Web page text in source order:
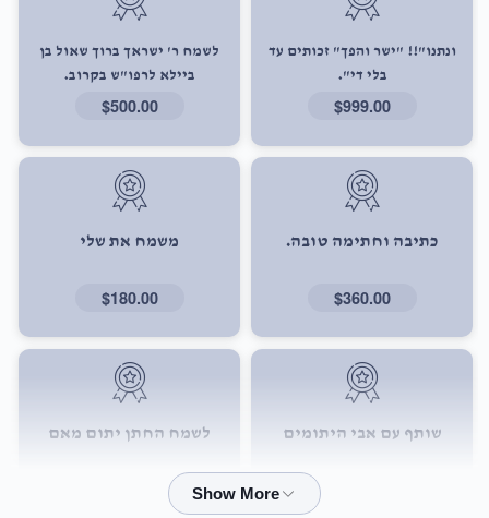
ונתנו"!! "ישר והפך" זכותים עד
בלי די".
$999.00
לשמח ר' ישראך ברוך שאול בן
ביילא לרפו"ש בקרוב.
$500.00
כתיבה וחתימה טובה.
$360.00
משמח את שלי
$180.00
שותף עם אבי היתומים לשמח החתן יתום מאם